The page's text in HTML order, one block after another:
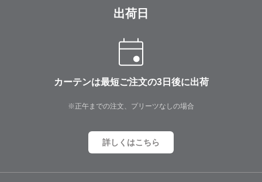
出荷日
カーテンは最短ご注文の3日後に出荷
※正午までの注文、プリーツなしの場合
詳しくはこちら